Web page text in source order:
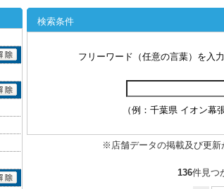
検索条件
フリーワード（任意の言葉）を入
（例：千葉県 イオン幕張
※店舗データの掲載及び更新
136件見つ